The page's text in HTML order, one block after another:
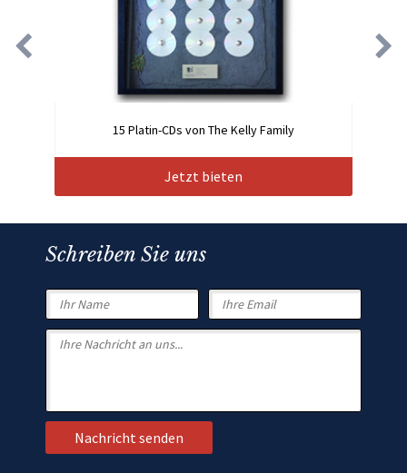
15 Platin-CDs von The Kelly Family
Jetzt bieten
Schreiben Sie uns